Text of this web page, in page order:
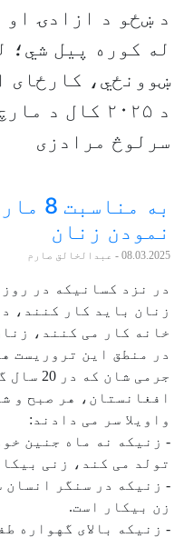
د ښځو د ازادۍ
له کوره پیل شي؛
ښوونځي، کارځای
د ۲۰۲۵ کال د مارچ ۸ مه
سرلوڅ مرادزی
به
نمودن زنان
08.03.2025 - عبدالخالق صارم
زنان باید کار کنند،
خانه کار می کنند،
در منطق این تروریست
جرمی
افغانستان، هر صبح و
واویلا سر می دادند:
- زنیکه نه ماه جنین
تولد می کند، زنی
- زنیکه در سنگر انسان
زن بیکار است.
- زنیکه بالای گهواره